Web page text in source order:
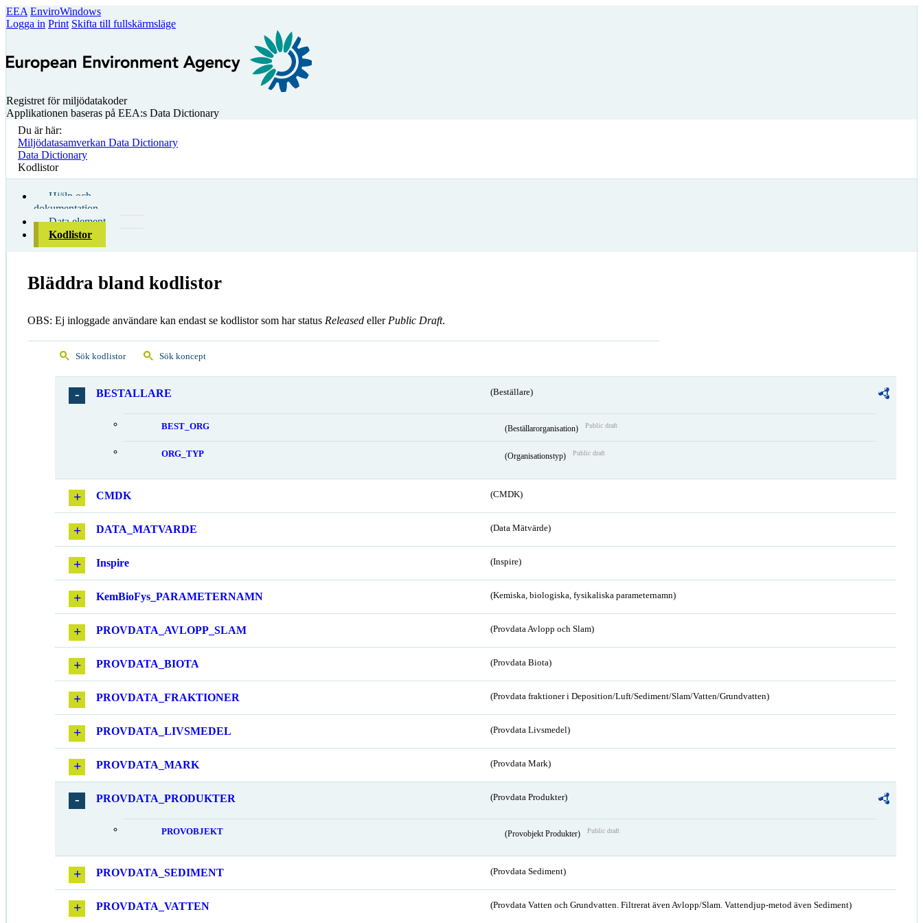
EEA EnviroWindows
Logga in Print Skifta till fullskärmsläge
Registret för miljödatakoder
Applikationen baseras på EEA:s Data Dictionary
Du är här:
Miljödatasamverkan Data Dictionary
Data Dictionary
Kodlistor
Hjälp och
dokumentation
Data element
Kodlistor
Bläddra bland kodlistor
OBS: Ej inloggade användare kan endast se kodlistor som har status Released eller Public Draft.
Sök kodlistor Sök koncept
BESTALLARE (Beställare)
BEST_ORG (Beställarorganisation) Public draft
ORG_TYP (Organisationstyp) Public draft
CMDK (CMDK)
DATA_MATVARDE (Data Mätvärde)
Inspire (Inspire)
KemBioFys_PARAMETERNAMN (Kemiska, biologiska, fysikaliska parameternamn)
PROVDATA_AVLOPP_SLAM (Provdata Avlopp och Slam)
PROVDATA_BIOTA (Provdata Biota)
PROVDATA_FRAKTIONER (Provdata fraktioner i Deposition/Luft/Sediment/Slam/Vatten/Grundvatten)
PROVDATA_LIVSMEDEL (Provdata Livsmedel)
PROVDATA_MARK (Provdata Mark)
PROVDATA_PRODUKTER (Provdata Produkter)
PROVOBJEKT (Provobjekt Produkter) Public draft
PROVDATA_SEDIMENT (Provdata Sediment)
PROVDATA_VATTEN (Provdata Vatten och Grundvatten. Filtrerat även Avlopp/Slam. Vattendjup-metod även Sediment)